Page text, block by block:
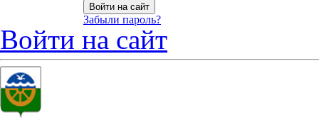
Забыли пароль?
Войти на сайт